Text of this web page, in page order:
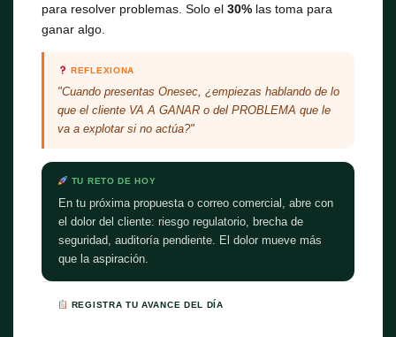
para resolver problemas. Solo el30% las toma para
ganar algo.
REFLEXIONA
"Cuando presentas Onesec, ¿empiezas hablando de lo
que el cliente VA A GANAR o del PROBLEMA que le
va a explotar si no actúa?"
TU RETO DE HOY
En tu próxima propuesta o correo comercial, abre con
el dolor del cliente: riesgo regulatorio, brecha de
seguridad, auditoría pendiente. El dolor mueve más
que la aspiración.
REGISTRA TU AVANCE DEL DÍA